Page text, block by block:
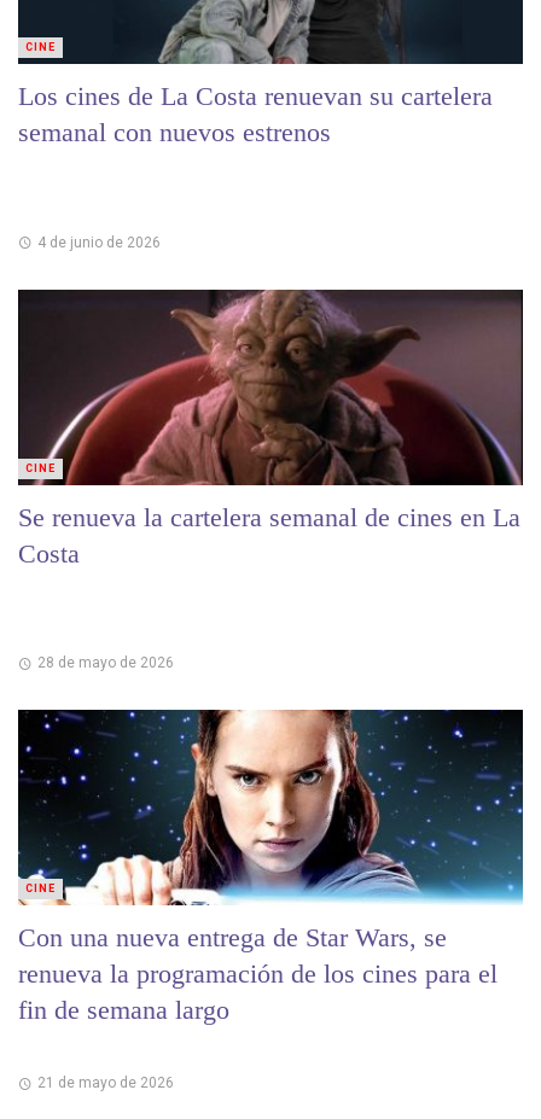
Los cines de La Costa renuevan su cartelera
semanal con nuevos estrenos
4 de junio de 2026
CINE
Se renueva la cartelera semanal de cines en La
Costa
28 de mayo de 2026
CINE
Con una nueva entrega de Star Wars, se
renueva la programación de los cines para el
fin de semana largo
21 de mayo de 2026
CINE